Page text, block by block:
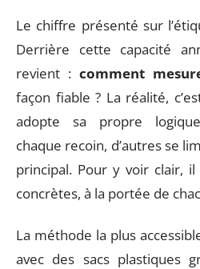
Le chiffre présenté sur
Derrière cette capacité
revient : comment
façon fiable ? La réalité,
adopte sa propre
chaque recoin, d’autres se
principal. Pour y voir clair,
concrètes, à la portée de
La méthode la plus
avec des sacs plastiques